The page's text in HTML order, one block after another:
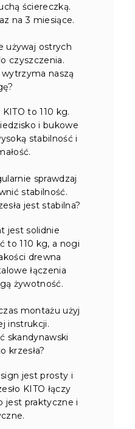
ściereczką.
na 3 miesiące.
używaj ostrych
czyszczenia.
wytrzyma naszą
to 110 kg.
i bukowe
stabilność i
sprawdzaj
stabilność.
jest stabilna?
jest solidnie
to 110 kg, a nogi
drewna
łączenia
żywotność.
montażu użyj
instrukcji.
skandynawski
krzesła?
jest prosty i
KITO łączy
jest praktyczne i